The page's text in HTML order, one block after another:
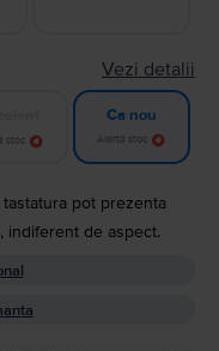
Vezi detalii
stoc
Ca nou
Alertă stoc
pot prezenta
indiferent de aspect.